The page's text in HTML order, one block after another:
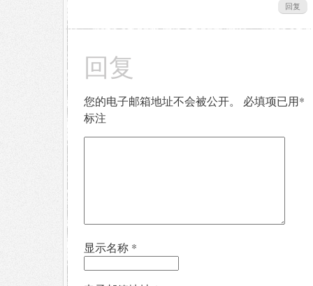
回复
回复
您的电子邮箱地址不会被公开。 必填项已用*
标注
显示名称 *